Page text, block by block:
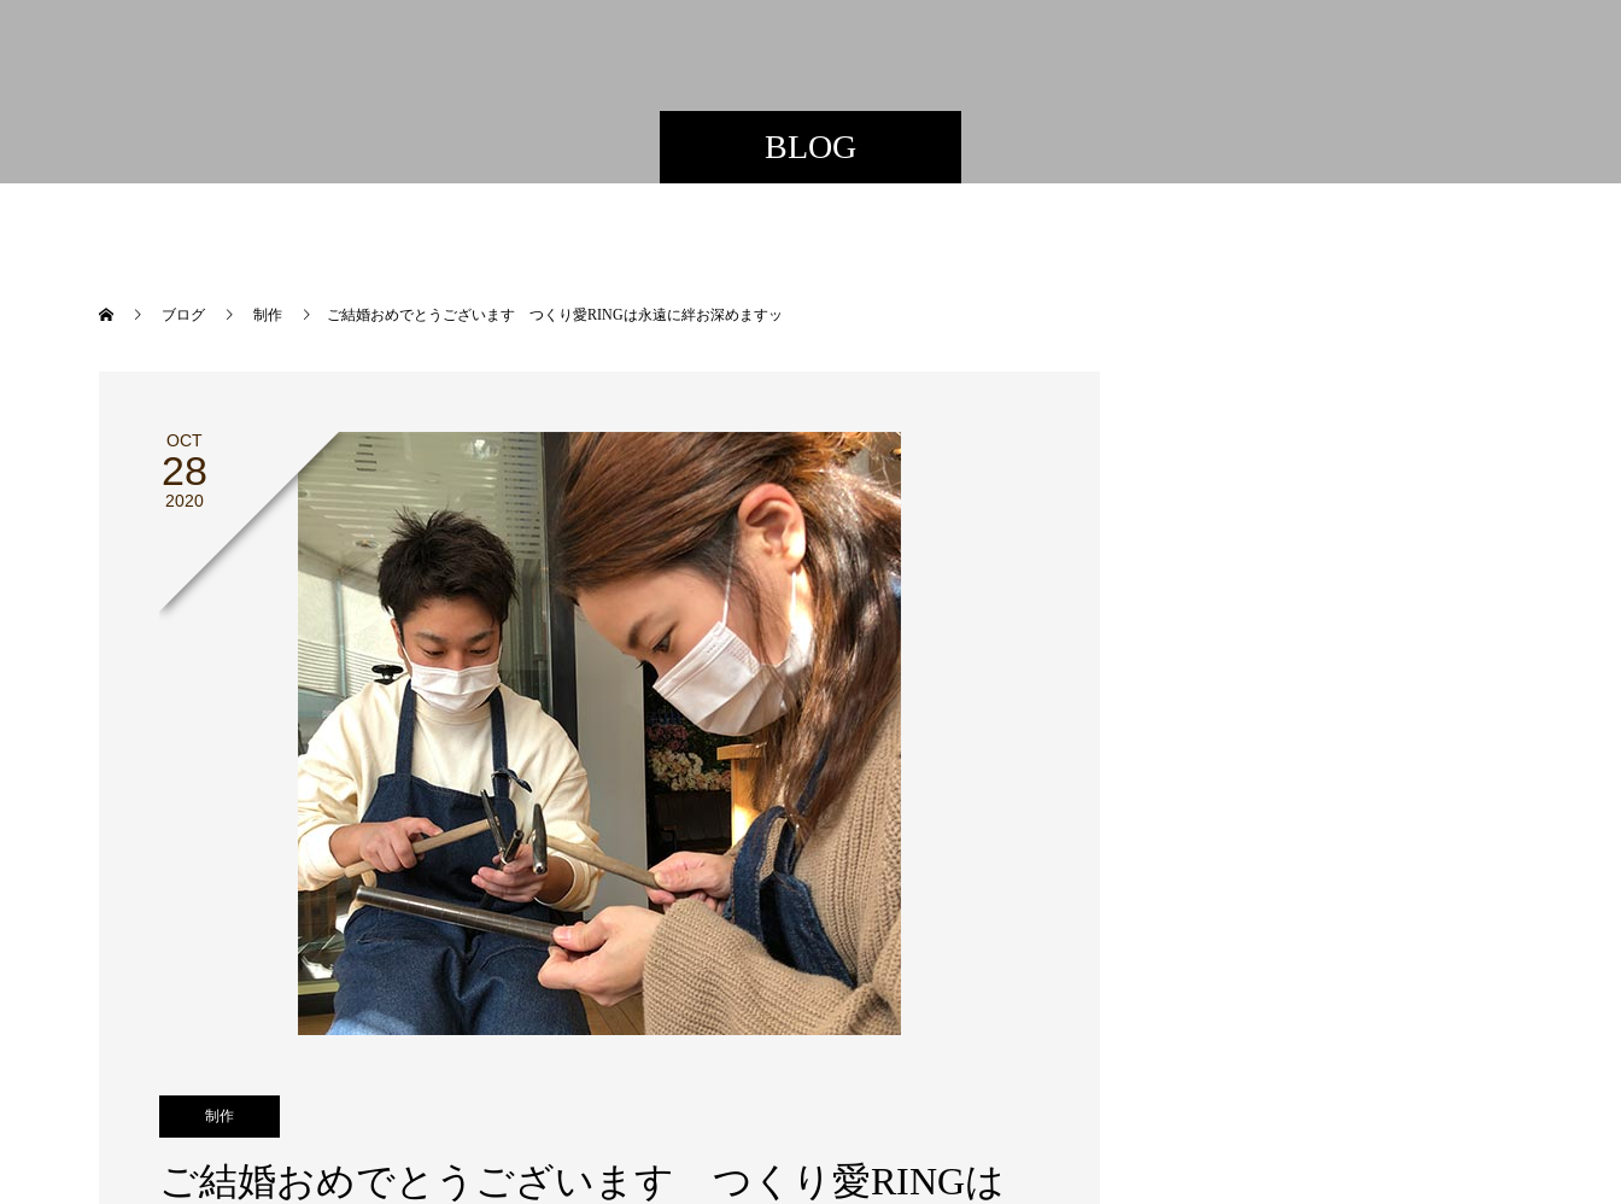
BLOG
ブログ 制作 ご結婚おめでとうございます つくり愛RINGは永遠に絆お深めますッ
OCT
28
2020
制作
ご結婚おめでとうございます つくり愛RINGは